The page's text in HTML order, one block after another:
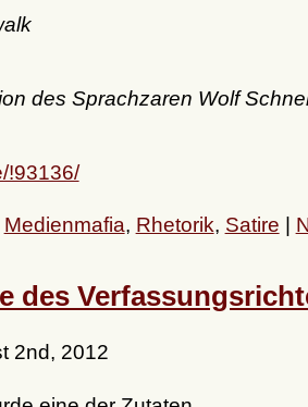
des Sprachzaren Wolf
!93136/
Medienmafia, Rhetorik, Satire |
des
2nd, 2012